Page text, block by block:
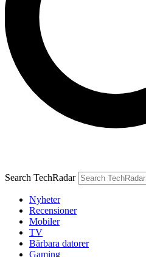
Search TechRadar
Nyheter
Recensioner
Mobiler
TV
Bärbara datorer
Gaming